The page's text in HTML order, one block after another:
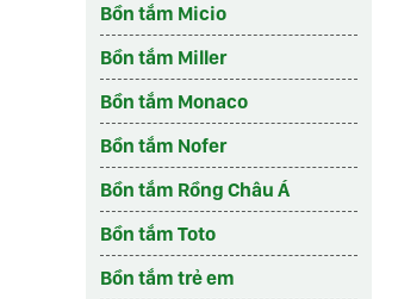
Bồn tắm Micio
Bồn tắm Miller
Bồn tắm Monaco
Bồn tắm Nofer
Bồn tắm Rồng Châu Á
Bồn tắm Toto
Bồn tắm trẻ em